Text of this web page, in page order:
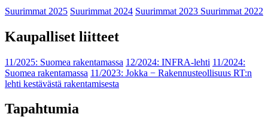
Suurimmat 2025 Suurimmat 2024 Suurimmat 2023 Suurimmat 2022
Kaupalliset liitteet
11/2025: Suomea rakentamassa 12/2024: INFRA-lehti 11/2024:
Suomea rakentamassa 11/2023: Jokka − Rakennusteollisuus RT:n
lehti kestävästä rakentamisesta
Tapahtumia